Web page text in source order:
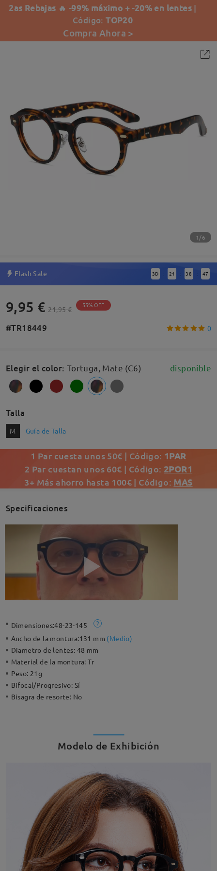
2as Rebajas 🔥 -99% máximo + -20% en lentes |
Código:TOP20
Compra Ahora >
1/6
Flash Sale 3D : 21 : 38 : 47
9,95 € 21,95 € 55% OFF
#TR18449 0
Elegir el color: Tortuga, Mate (C6) disponible
Talla
M Guía de Talla
1 Par cuesta unos 50€ | Código: 1PAR
2 Par cuestan unos 60€ | Código: 2POR1
3+ Más ahorro hasta 100€ | Código: MAS
Specificaciones
Dimensiones:48-23-145
Ancho de la montura:131 mm (Medio)
Diametro de lentes: 48 mm
Material de la montura:Tr
Peso: 21g
Bifocal/Progresivo: Sí
Bisagra de resorte: No
Modelo de Exhibición